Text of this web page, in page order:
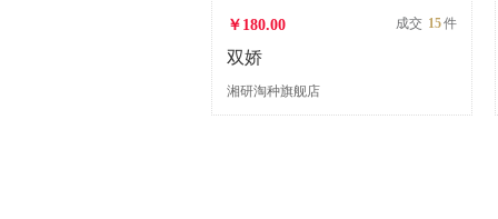
￥180.00 成交 15件
双娇
湘研淘种旗舰店